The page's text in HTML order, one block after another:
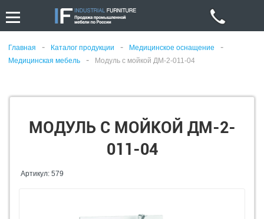
Главная - Каталог продукции - Медицинское оснащение -
Медицинская мебель - Модуль с мойкой ДМ-2-011-04
МОДУЛЬ С МОЙКОЙ ДМ-2-
011-04
Артикул: 579